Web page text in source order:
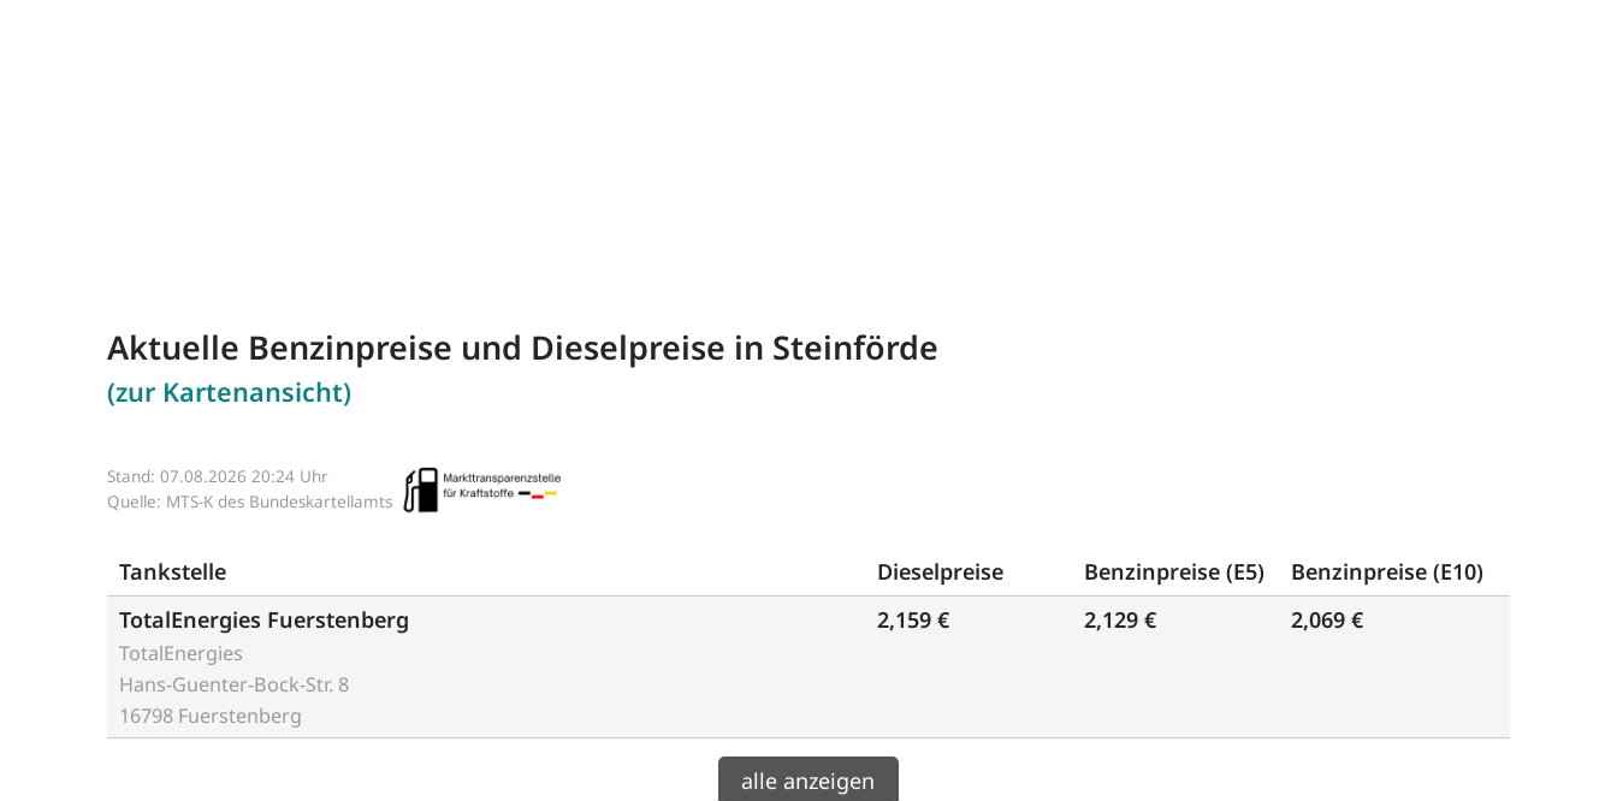
Aktuelle Benzinpreise und Dieselpreise in Steinförde
(zur Kartenansicht)
Stand: 07.08.2026 20:24 Uhr
Quelle: MTS-K des Bundeskartellamts
Tankstelle Dieselpreise Benzinpreise (E5)
Benzinpreise (E10)
TotalEnergies Fuerstenberg
TotalEnergies
Hans-Guenter-Bock-Str. 8
16798 Fuerstenberg
2,159 € 2,129 € 2,069 €
alle anzeigen